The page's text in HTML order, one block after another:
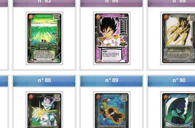
n° 88 n° 89 n° 90